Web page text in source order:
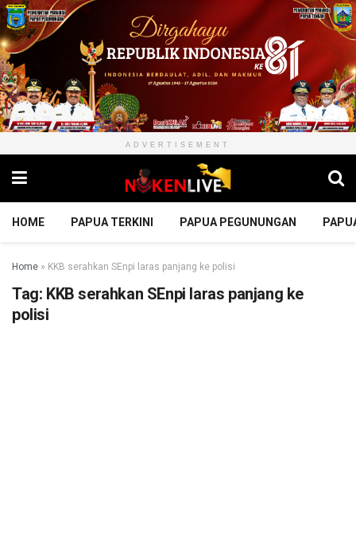
ADVERTISEMENT
HOME PAPUA TERKINI PAPUA PEGUNUNGAN
Home » KKB serahkan SEnpi laras panjang ke polisi
Tag: KKB serahkan SEnpi laras panjang ke
polisi